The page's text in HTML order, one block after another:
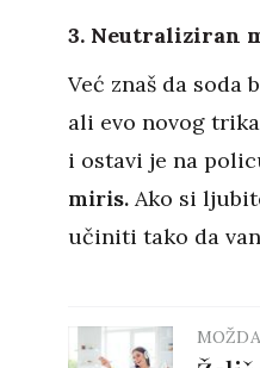
3. Neutraliziran
Već znaš da
ali evo novog
i ostavi je na
miris.Ako si
učiniti tako da